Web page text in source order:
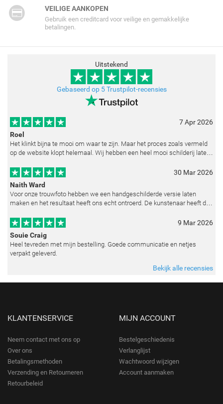
VEILIGE AANKOPEN
Gebruik een creditcard voor veilige en gemakkelijke
betalingen.
Uitstekend
Gebaseerd op 5 Trustpilot-recensies
7 Apr 2026
Roel
Het klinkt bijna te mooi om waar te zijn. Maar het proces zoals vermeld
op de website klopt helemaal. Wij hebben een heel mooi schilderij laten
30 Mar 2026
Naith Ward
Voor onze trouwfoto hebben we een handgeschilderde versie laten
maken en het resultaat heeft ons echt ontroerd. De kunstenaar heeft de
9 Mar 2026
Souie Craig
Heel tevreden met mijn bestelling. Goede communicatie en netjes
verpakt geleverd.
Bekijk alle recensies
KLANTENSERVICE
Neem contact met ons op
Over ons
Betalingsmethoden
Verzending en Retourneren
Retourbeleid
MIJN ACCOUNT
Bestelgeschiedenis
Verlanglijst
Wachtwoord wijzigen
Account aanmaken